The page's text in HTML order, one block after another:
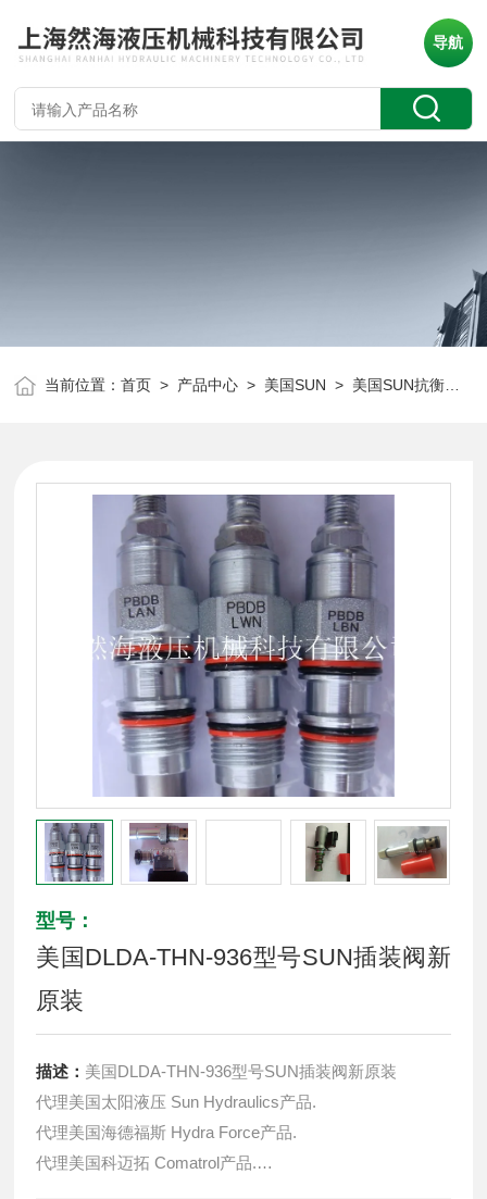
导航
当前位置：首页 > 产品中心 > 美国SUN > 美国SUN抗衡阀
型号：
美国DLDA-THN-936型号SUN插装阀新
原装
描述： 美国DLDA-THN-936型号SUN插装阀新原装
代理美国太阳液压 Sun Hydraulics产品.
代理美国海德福斯 Hydra Force产品.
代理美国科迈拓 Comatrol产品.